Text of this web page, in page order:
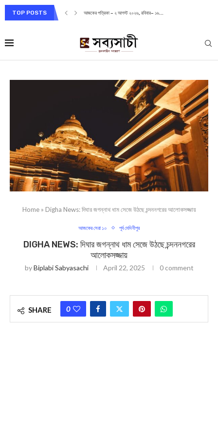
TOP POSTS আজকের পত্রিকা – ২ আগস্ট ২০২৬, রবিবার– ১৬...
Home» Digha News: দিঘার জগন্নাথ ধাম সেজে উঠছে চন্দননগরের আলোকসজ্জায়
আজকের সেরা ১০ পূর্ব মেদিনীপুর
DIGHA NEWS: দিঘার জগন্নাথ ধাম সেজে উঠছে চন্দননগরের
আলোকসজ্জায়
byBiplabi Sabyasachi April 22, 2025 0 comment
SHARE 0